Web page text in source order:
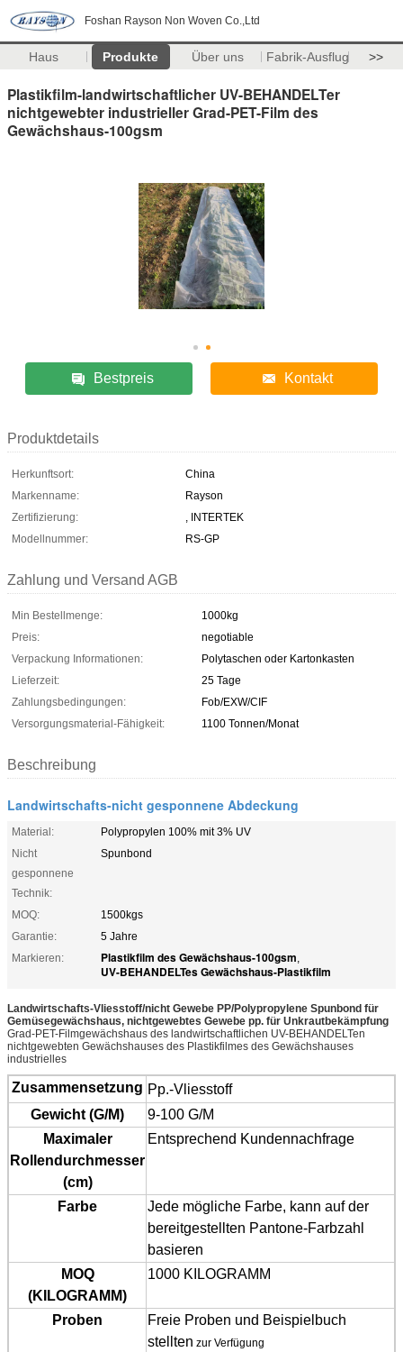
Foshan Rayson Non Woven Co.,Ltd
Haus Produkte Über uns Fabrik-Ausflug >>
Plastikfilm-landwirtschaftlicher UV-BEHANDELTer
nichtgewebter industrieller Grad-PET-Film des
Gewächshaus-100gsm
Bestpreis Kontakt
Produktdetails
Herkunftsort:
China
Markenname:
Rayson
Zertifizierung:
, INTERTEK
Modellnummer:
RS-GP
Zahlung und Versand AGB
Min Bestellmenge:
1000kg
Preis:
negotiable
Verpackung Informationen:
Polytaschen oder Kartonkasten
Lieferzeit:
25 Tage
Zahlungsbedingungen:
Fob/EXW/CIF
Versorgungsmaterial-Fähigkeit:
1100 Tonnen/Monat
Beschreibung
Landwirtschafts-nicht gesponnene Abdeckung
Material:
Polypropylen 100% mit 3% UV
Nicht
gesponnene
Technik:
Spunbond
MOQ:
1500kgs
Garantie:
5 Jahre
Markieren:
Plastikfilm des Gewächshaus-100gsm,
UV-BEHANDELTes Gewächshaus-Plastikfilm
Landwirtschafts-Vliesstoff/nicht Gewebe PP/Polypropylene Spunbond für
Gemüsegewächshaus, nichtgewebtes Gewebe pp. für Unkrautbekämpfung
Grad-PET-Filmgewächshaus des landwirtschaftlichen UV-BEHANDELTen
nichtgewebten Gewächshauses des Plastikfilmes des Gewächshauses
industrielles
Zusammensetzung Pp.-Vliesstoff
Gewicht (G/M)
9-100 G/M
Maximaler
Rollendurchmesser
(cm)
Entsprechend Kundennachfrage
Farbe
Jede mögliche Farbe, kann auf der
bereitgestellten Pantone-Farbzahl
basieren
MOQ
(KILOGRAMM)
1000 KILOGRAMM
Proben Freie Proben und Beispielbuch
stellten zur Verfügung